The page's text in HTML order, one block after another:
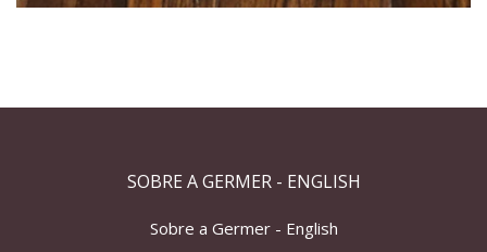
SOBRE A GERMER - ENGLISH
Sobre a Germer - English